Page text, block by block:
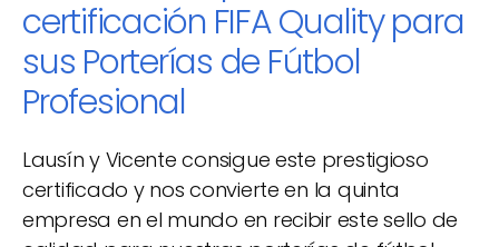
certificación FIFA Quality para
sus Porterías de Fútbol
Profesional
Lausín y Vicente consigue este prestigioso
certificado y nos convierte en la quinta
empresa en el mundo en recibir este sello de